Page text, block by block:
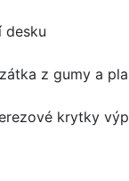
desku
z gumy a
krytky